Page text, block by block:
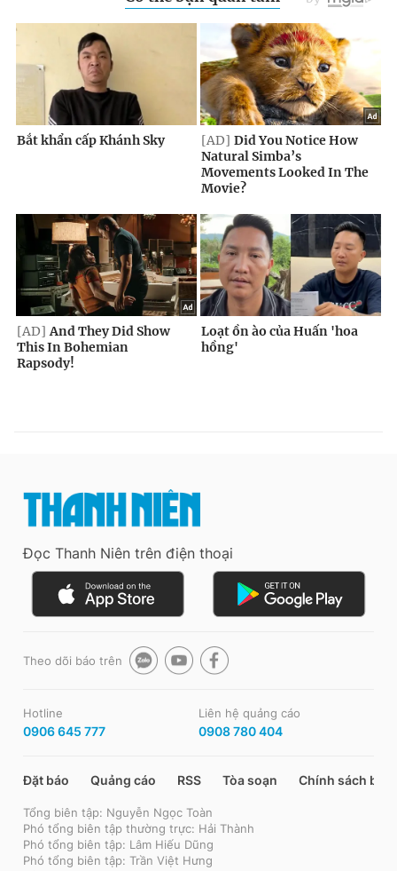
Đọc Thanh Niên trên điện thoại
Theo dõi báo trên
Hotline
0906 645 777
Liên hệ quảng cáo
0908 780 404
Đặt báo Quảng cáo RSS Tòa soạn Chính sách bảo
Tổng biên tập: Nguyễn Ngọc Toàn
Phó tổng biên tập thường trực: Hải Thành
Phó tổng biên tập: Lâm Hiếu Dũng
Phó tổng biên tập: Trần Việt Hưng